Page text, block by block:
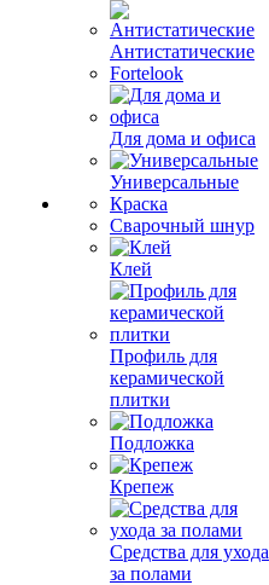
Антистатические
Fortelook
Для дома и офиса
Универсальные
Краска
Сварочный шнур
Клей
Профиль для
керамической
плитки
Подложка
Крепеж
Средства для ухода
за полами